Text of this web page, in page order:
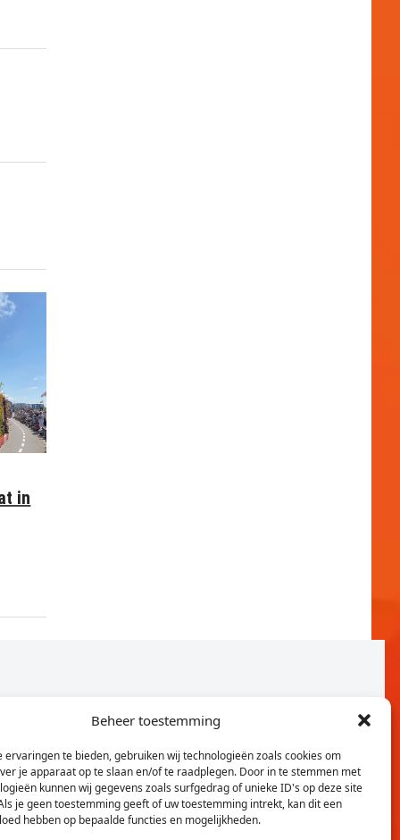
Beheer toestemming
ervaringen te bieden, gebruiken wij technologieën zoals cookies om
je apparaat op te slaan en/of te raadplegen. Door in te stemmen met
kunnen wij gegevens zoals surfgedrag of unieke ID's op deze site
je geen toestemming geeft of uw toestemming intrekt, kan dit een
hebben op bepaalde functies en mogelijkheden.
in